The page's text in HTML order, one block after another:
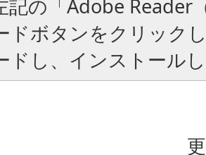
記の「Adobe Reader
ドボタンをクリック
ドし、インストール